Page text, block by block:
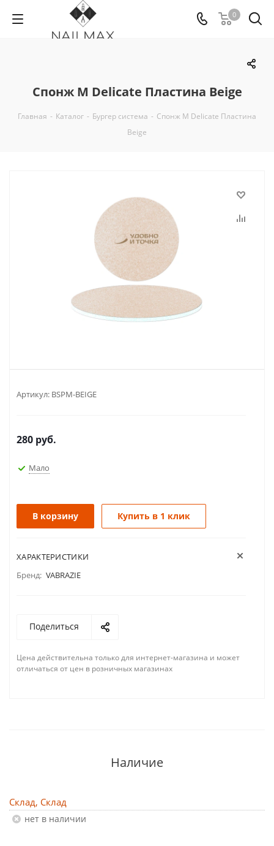
0
Спонж M Delicate Пластина Beige
Главная - Каталог - Бургер система - Спонж M Delicate Пластина
Beige
Артикул: BSPM-BEIGE
280 руб.
Мало
В корзину Купить в 1 клик
ХАРАКТЕРИСТИКИ
Бренд: VABRAZIE
Поделиться
Цена действительна только для интернет-магазина и может
отличаться от цен в розничных магазинах
Наличие
Склад, Склад
Нет в наличии